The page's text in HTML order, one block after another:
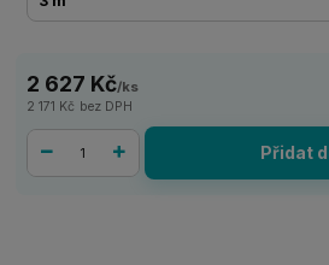
2 627 Kč/ks
2 171 Kč bez DPH
Přidat